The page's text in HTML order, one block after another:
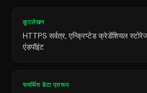
कूटलेखन
HTTPS सर्वत्र, एन्क्रिप्टेड क्रेडेंशियल
एंडपॉइंट
समर्थित डेटा प्रारूप